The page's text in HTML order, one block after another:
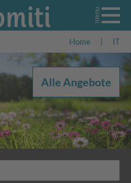
Home IT
Alle Angebote